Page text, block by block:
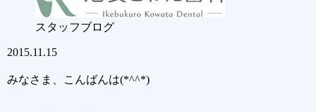
スタッフブログ
2015.11.15
みなさま、こんばんは(*^^*)